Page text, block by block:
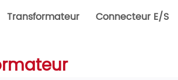
Transformateur Connecteur E/S